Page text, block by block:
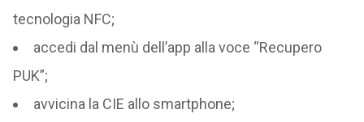
tecnologia NFC;
accedi dal menù dell’app alla voce “Recupero
PUK”;
avvicina la CIE allo smartphone;